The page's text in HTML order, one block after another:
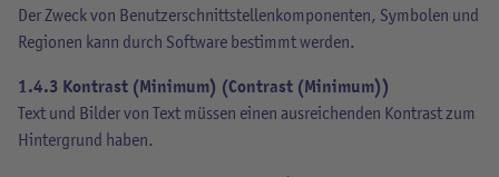
Der Zweck von Benutzerschnittstellenkomponenten, Symbolen und
Regionen kann durch Software bestimmt werden.
1.4.3 Kontrast (Minimum) (Contrast (Minimum))
Text und Bilder von Text müssen einen ausreichenden Kontrast zum
Hintergrund haben.